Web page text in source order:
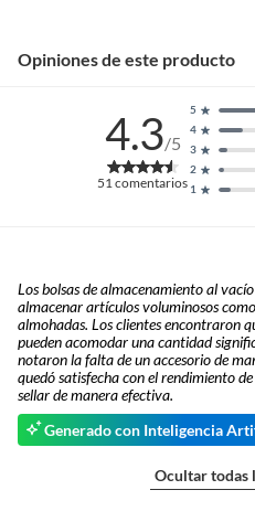
Opiniones de este producto
4.3/5
51 comentarios 1
2
3
4
5
Los bolsas de almacenamiento al
almacenar artículos voluminosos
almohadas. Los clientes encontraron
pueden acomodar una cantidad
notaron la falta de un accesorio de
quedó satisfecha con el rendimiento
sellar de manera efectiva.
Generado con Inteligencia
Ocultar todas